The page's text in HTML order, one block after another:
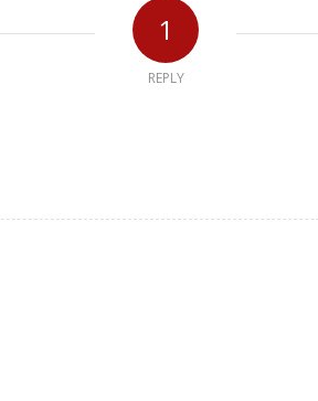
1
REPLY